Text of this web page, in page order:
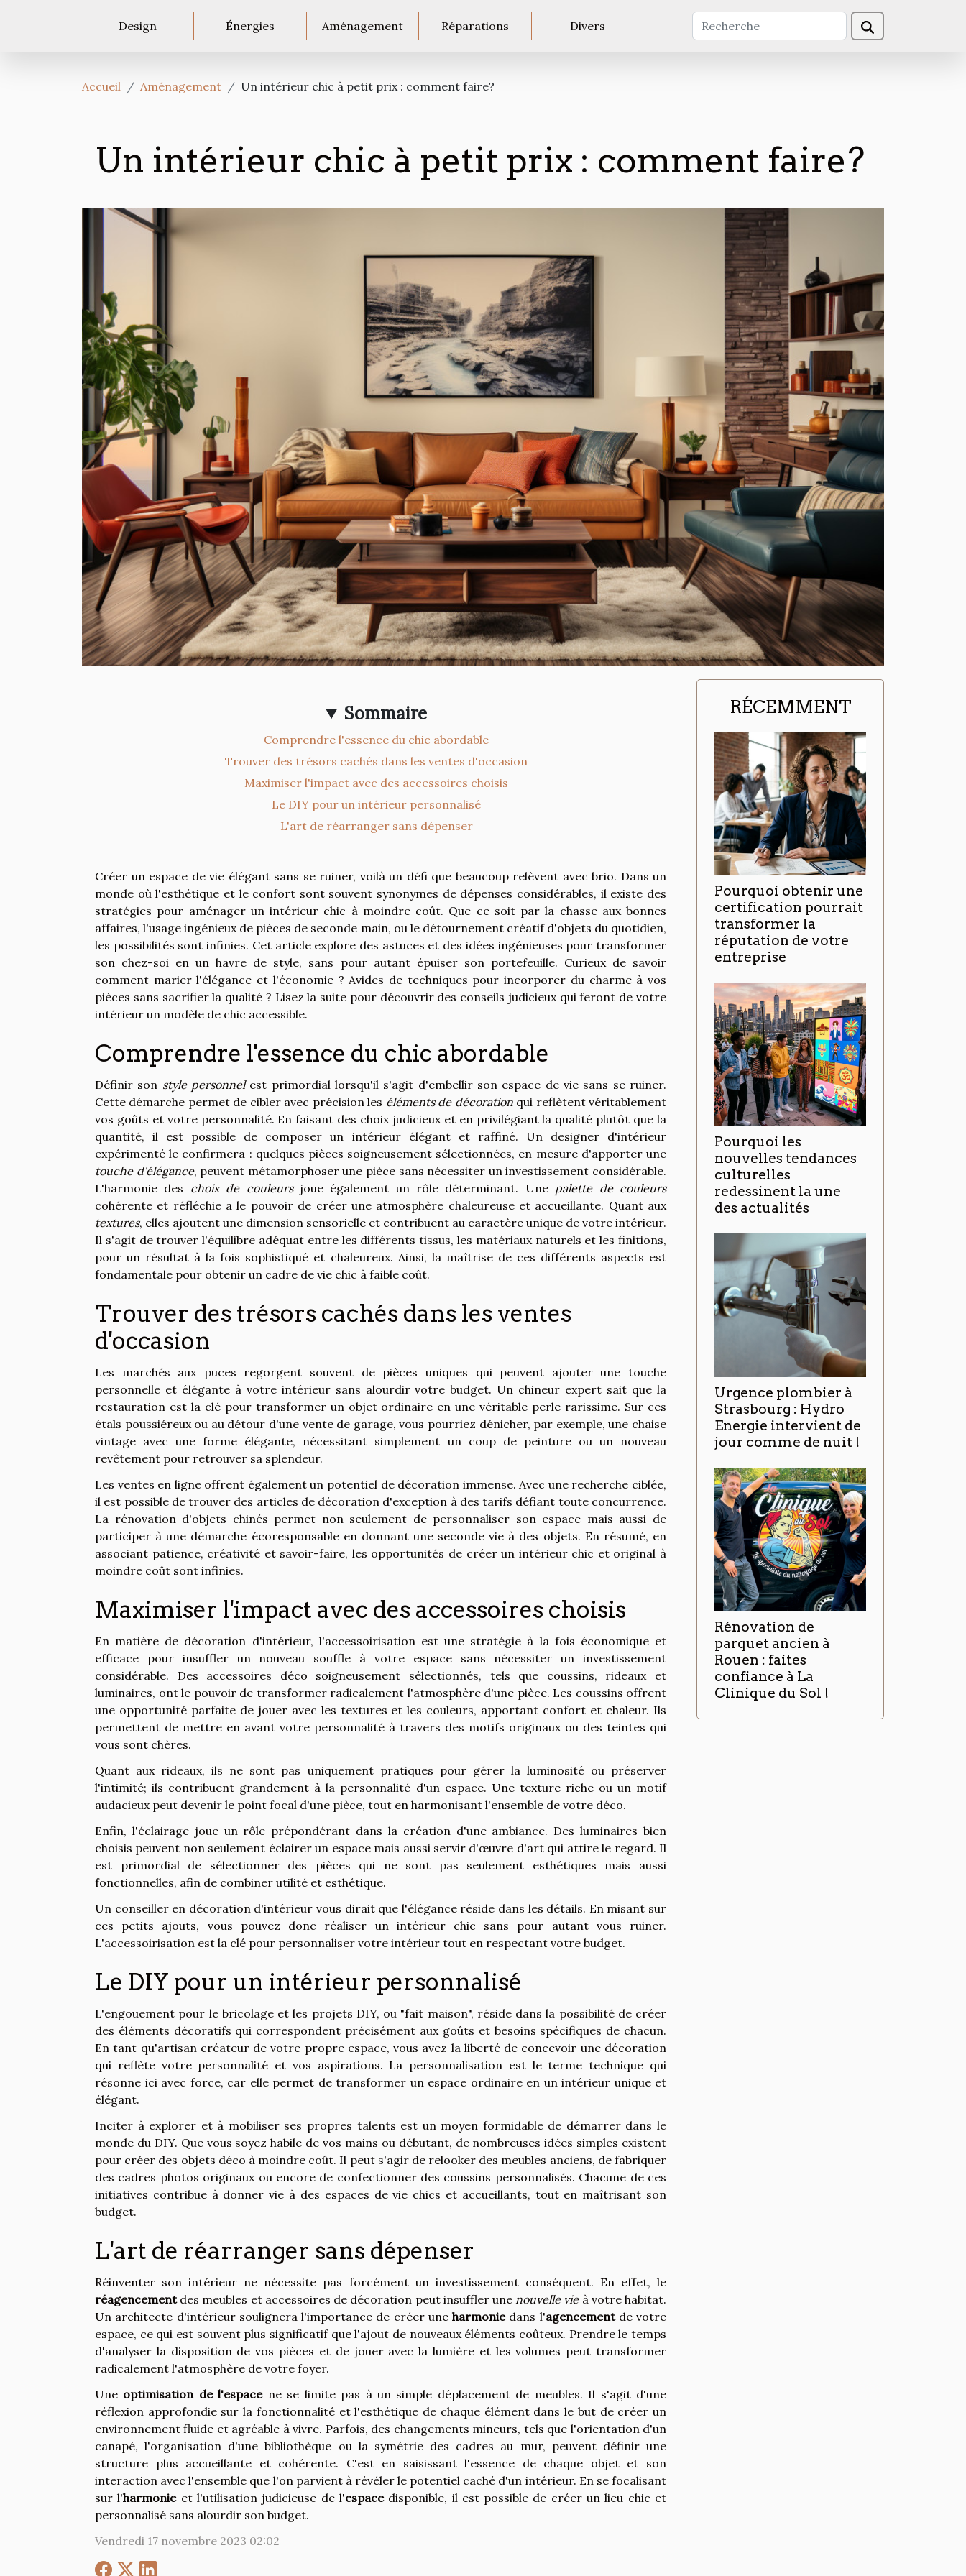
Design Énergies Aménagement Réparations Divers
Accueil Aménagement Un intérieur chic à petit prix : comment faire?
Un intérieur chic à petit prix : comment faire?
Sommaire
Comprendre l'essence du chic abordable
Trouver des trésors cachés dans les ventes d'occasion
Maximiser l'impact avec des accessoires choisis
Le DIY pour un intérieur personnalisé
L'art de réarranger sans dépenser
Créer un espace de vie élégant sans se ruiner, voilà un défi que beaucoup relèvent avec brio. Dans un
monde où l'esthétique et le confort sont souvent synonymes de dépenses considérables, il existe des
stratégies pour aménager un intérieur chic à moindre coût. Que ce soit par la chasse aux bonnes
affaires, l'usage ingénieux de pièces de seconde main, ou le détournement créatif d'objets du quotidien,
les possibilités sont infinies. Cet article explore des astuces et des idées ingénieuses pour transformer
son chez-soi en un havre de style, sans pour autant épuiser son portefeuille. Curieux de savoir
comment marier l'élégance et l'économie ? Avides de techniques pour incorporer du charme à vos
pièces sans sacrifier la qualité ? Lisez la suite pour découvrir des conseils judicieux qui feront de votre
intérieur un modèle de chic accessible.
Comprendre l'essence du chic abordable
Définir son style personnelest primordial lorsqu'il s'agit d'embellir son espace de vie sans se ruiner.
Cette démarche permet de cibler avec précision les éléments de décorationqui reflètent véritablement
vos goûts et votre personnalité. En faisant des choix judicieux et en privilégiant la qualité plutôt que la
quantité, il est possible de composer un intérieur élégant et raffiné. Un designer d'intérieur
expérimenté le confirmera : quelques pièces soigneusement sélectionnées, en mesure d'apporter une
touche d'élégance, peuvent métamorphoser une pièce sans nécessiter un investissement considérable.
L'harmonie des choix de couleursjoue également un rôle déterminant. Une palette de couleurs
cohérente et réfléchie a le pouvoir de créer une atmosphère chaleureuse et accueillante. Quant aux
textures, elles ajoutent une dimension sensorielle et contribuent au caractère unique de votre intérieur.
Il s'agit de trouver l'équilibre adéquat entre les différents tissus, les matériaux naturels et les finitions,
pour un résultat à la fois sophistiqué et chaleureux. Ainsi, la maîtrise de ces différents aspects est
fondamentale pour obtenir un cadre de vie chic à faible coût.
Trouver des trésors cachés dans les ventes
d'occasion
Les marchés aux puces regorgent souvent de pièces uniques qui peuvent ajouter une touche
personnelle et élégante à votre intérieur sans alourdir votre budget. Un chineur expert sait que la
restauration est la clé pour transformer un objet ordinaire en une véritable perle rarissime. Sur ces
étals poussiéreux ou au détour d'une vente de garage, vous pourriez dénicher, par exemple, une chaise
vintage avec une forme élégante, nécessitant simplement un coup de peinture ou un nouveau
revêtement pour retrouver sa splendeur.
Les ventes en ligne offrent également un potentiel de décoration immense. Avec une recherche ciblée,
il est possible de trouver des articles de décoration d'exception à des tarifs défiant toute concurrence.
La rénovation d'objets chinés permet non seulement de personnaliser son espace mais aussi de
participer à une démarche écoresponsable en donnant une seconde vie à des objets. En résumé, en
associant patience, créativité et savoir-faire, les opportunités de créer un intérieur chic et original à
moindre coût sont infinies.
Maximiser l'impact avec des accessoires choisis
En matière de décoration d'intérieur, l'accessoirisation est une stratégie à la fois économique et
efficace pour insuffler un nouveau souffle à votre espace sans nécessiter un investissement
considérable. Des accessoires déco soigneusement sélectionnés, tels que coussins, rideaux et
luminaires, ont le pouvoir de transformer radicalement l'atmosphère d'une pièce. Les coussins offrent
une opportunité parfaite de jouer avec les textures et les couleurs, apportant confort et chaleur. Ils
permettent de mettre en avant votre personnalité à travers des motifs originaux ou des teintes qui
vous sont chères.
Quant aux rideaux, ils ne sont pas uniquement pratiques pour gérer la luminosité ou préserver
l'intimité; ils contribuent grandement à la personnalité d'un espace. Une texture riche ou un motif
audacieux peut devenir le point focal d'une pièce, tout en harmonisant l'ensemble de votre déco.
Enfin, l'éclairage joue un rôle prépondérant dans la création d'une ambiance. Des luminaires bien
choisis peuvent non seulement éclairer un espace mais aussi servir d'œuvre d'art qui attire le regard. Il
est primordial de sélectionner des pièces qui ne sont pas seulement esthétiques mais aussi
fonctionnelles, afin de combiner utilité et esthétique.
Un conseiller en décoration d'intérieur vous dirait que l'élégance réside dans les détails. En misant sur
ces petits ajouts, vous pouvez donc réaliser un intérieur chic sans pour autant vous ruiner.
L'accessoirisation est la clé pour personnaliser votre intérieur tout en respectant votre budget.
Le DIY pour un intérieur personnalisé
L'engouement pour le bricolage et les projets DIY, ou "fait maison", réside dans la possibilité de créer
des éléments décoratifs qui correspondent précisément aux goûts et besoins spécifiques de chacun.
En tant qu'artisan créateur de votre propre espace, vous avez la liberté de concevoir une décoration
qui reflète votre personnalité et vos aspirations. La personnalisation est le terme technique qui
résonne ici avec force, car elle permet de transformer un espace ordinaire en un intérieur unique et
élégant.
Inciter à explorer et à mobiliser ses propres talents est un moyen formidable de démarrer dans le
monde du DIY. Que vous soyez habile de vos mains ou débutant, de nombreuses idées simples existent
pour créer des objets déco à moindre coût. Il peut s'agir de relooker des meubles anciens, de fabriquer
des cadres photos originaux ou encore de confectionner des coussins personnalisés. Chacune de ces
initiatives contribue à donner vie à des espaces de vie chics et accueillants, tout en maîtrisant son
budget.
L'art de réarranger sans dépenser
Réinventer son intérieur ne nécessite pas forcément un investissement conséquent. En effet, le
réagencementdes meubles et accessoires de décoration peut insuffler unenouvelle vieà votre habitat.
Un architecte d'intérieur soulignera l'importance de créer une harmoniedans l'agencementde votre
espace, ce qui est souvent plus significatif que l'ajout de nouveaux éléments coûteux. Prendre le temps
d'analyser la disposition de vos pièces et de jouer avec la lumière et les volumes peut transformer
radicalement l'atmosphère de votre foyer.
Une optimisation de l'espacene se limite pas à un simple déplacement de meubles. Il s'agit d'une
réflexion approfondie sur la fonctionnalité et l'esthétique de chaque élément dans le but de créer un
environnement fluide et agréable à vivre. Parfois, des changements mineurs, tels que l'orientation d'un
canapé, l'organisation d'une bibliothèque ou la symétrie des cadres au mur, peuvent définir une
structure plus accueillante et cohérente. C'est en saisissant l'essence de chaque objet et son
interaction avec l'ensemble que l'on parvient à révéler le potentiel caché d'un intérieur. En se focalisant
sur l'harmonieet l'utilisation judicieuse de l'espacedisponible, il est possible de créer un lieu chic et
personnalisé sans alourdir son budget.
Vendredi 17 novembre 2023 02:02
RÉCEMMENT
Pourquoi obtenir une
certification pourrait
transformer la
réputation de votre
entreprise
Pourquoi les
nouvelles tendances
culturelles
redessinent la une
des actualités
Urgence plombier à
Strasbourg : Hydro
Energie intervient de
jour comme de nuit !
Rénovation de
parquet ancien à
Rouen : faites
confiance à La
Clinique du Sol !